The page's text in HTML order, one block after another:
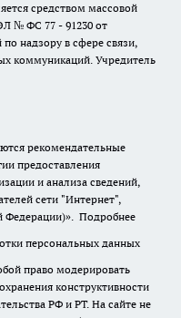
средством массовой
№ ФС 77 - 91230 от
надзору в сфере связи,
коммуникаций. Учредитель
рекомендательные
предоставления
и анализа сведений,
сети "Интернет",
Федерации)». Подробнее
персональных данных
право модерировать
конструктивности
РФ и РТ. На сайте не